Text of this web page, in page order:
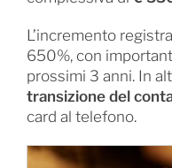
L’incremento
650%, con
prossimi 3 anni. In
transizione del
card al telefono.